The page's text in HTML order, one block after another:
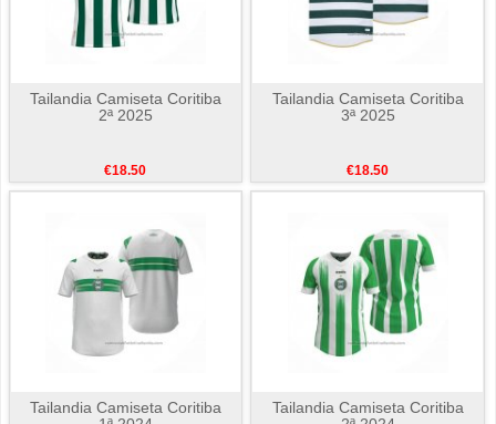
Tailandia Camiseta Coritiba
2ª 2025
€18.50
Tailandia Camiseta Coritiba
3ª 2025
€18.50
Tailandia Camiseta Coritiba
Tailandia Camiseta Coritiba